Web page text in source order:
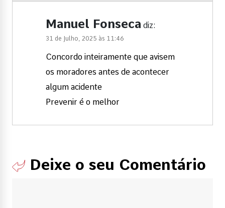
Manuel Fonseca diz:
31 de Julho, 2025 às 11:46
Concordo inteiramente que avisem
os moradores antes de acontecer
algum acidente
Prevenir é o melhor
Deixe o seu Comentário